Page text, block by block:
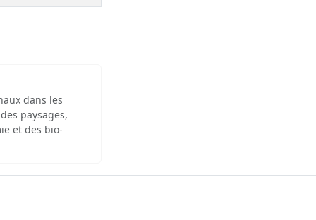
dans les
paysages,
et des bio-